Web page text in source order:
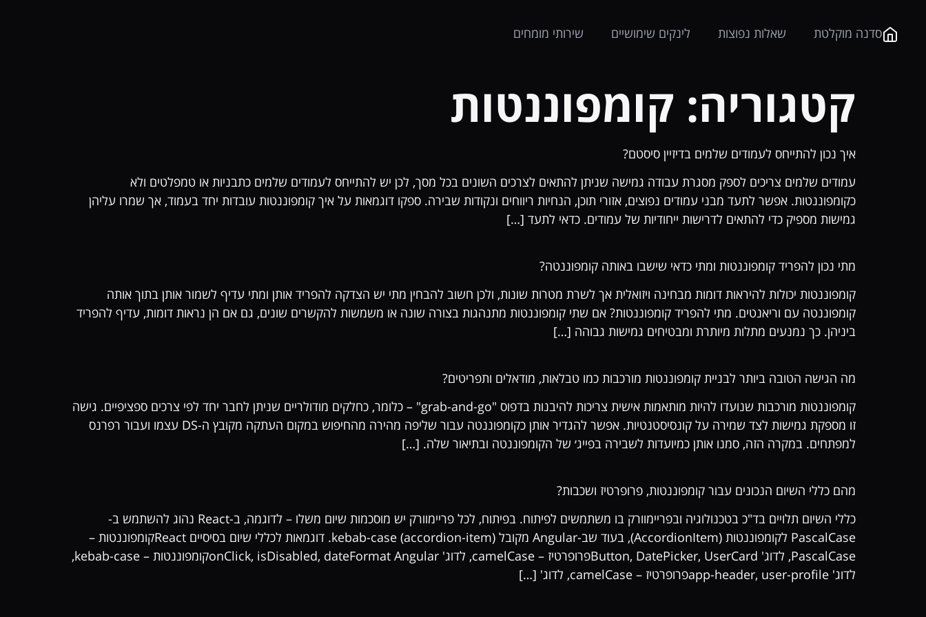
סדנה מוקלטת
שאלות נפוצות לינקים שימושיים שירותי מומחים
קטגוריה: קומפוננטות
איך נכון להתייחס לעמודים שלמים בדיזיין סיסטם?
עמודים שלמים צריכים לספק מסגרת עבודה גמישה שניתן להתאים לצרכים השונים בכל מסך, לכן יש להתייחס לעמודים שלמים כתבניות או טמפלטים ולא
כקומפוננטות. אפשר לתעד מבני עמודים נפוצים, אזורי תוכן, הנחיות ריווחים ונקודות שבירה. ספקו דוגמאות על איך קומפוננטות עובדות יחד בעמוד, אך שמרו עליהן
גמישות מספיק כדי להתאים לדרישות ייחודיות של עמודים. כדאי לתעד […]
מתי נכון להפריד קומפוננטות ומתי כדאי שישבו באותה קומפוננטה?
קומפוננטות יכולות להיראות דומות מבחינה ויזואלית אך לשרת מטרות שונות, ולכן חשוב להבחין מתי יש הצדקה להפריד אותן ומתי עדיף לשמור אותן בתוך אותה
קומפוננטה עם וריאנטים. מתי להפריד קומפוננטות? אם שתי קומפוננטות מתנהגות בצורה שונה או משמשות להקשרים שונים, גם אם הן נראות דומות, עדיף להפריד
ביניהן. כך נמנעים מתלות מיותרת ומבטיחים גמישות גבוהה […]
מה הגישה הטובה ביותר לבניית קומפוננטות מורכבות כמו טבלאות, מודאלים ותפריטים?
קומפוננטות מורכבות שנועדו להיות מותאמות אישית צריכות להיבנות בדפוס "grab-and-go" – כלומר, כחלקים מודולריים שניתן לחבר יחד לפי צרכים ספציפיים. גישה
זו מספקת גמישות לצד שמירה על קונסיסטנטיות. אפשר להגדיר אותן כקומפוננטה עבור שליפה מהירה מהחיפוש במקום העתקה מקובץ ה-DS עצמו ועבור רפרנס
למפתחים. במקרה הזה, סמנו אותן כמיועדות לשבירה בפייג׳ של הקומפוננטה ובתיאור שלה. […]
מהם כללי השיום הנכונים עבור קומפוננטות, פרופרטיז ושכבות?
כללי השיום תלויים בד"כ בטכנולוגיה ובפריימוורק בו משתמשים לפיתוח. בפיתוח, לכל פריימוורק יש מוסכמות שיום משלו – לדוגמה, ב-React נהוג להשתמש ב-
PascalCase לקומפוננטות (AccordionItem), בעוד שב-Angular מקובל kebab-case (accordion-item). דוגמאות לכללי שיום בסיסיים Reactקומפוננטות –
PascalCase, לדוג' Button, DatePicker, UserCardפרופרטיז – camelCase, לדוג' onClick, isDisabled, dateFormat Angularקומפוננטות – kebab-case,
לדוג' app-header, user-profileפרופרטיז – camelCase, לדוג' […]